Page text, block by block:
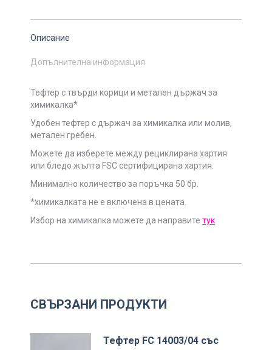
Описание
Допълнителна информация
Тефтер с твърди корици и метален държач за
химикалка*
Удобен тефтер с държач за химикалка или молив,
метален гребен.
Можете да изберете между рециклирана хартия
или бледо жълта FSC сертифицирана хартия.
Минимално количество за поръчка 50 бр.
*химикалката не е включена в цената.
Избор на химикалка можете да направите тук
СВЪРЗАНИ ПРОДУКТИ
Тефтер FC 14003/04 със